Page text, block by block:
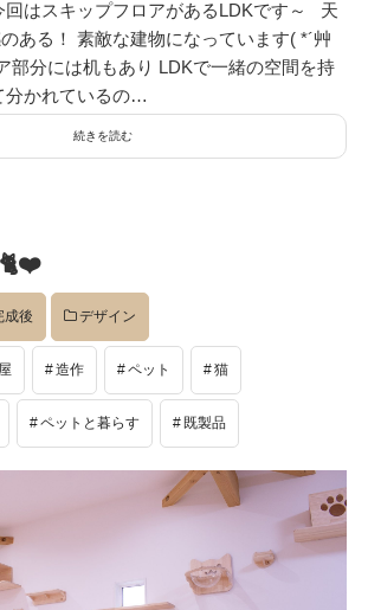
回はスキップフロアがあるLDKです～ 天
ある！ 素敵な建物になっています( *´艸
部分には机もあり LDKで一緒の空間を持
分かれているの…
続きを読む
成後 デザイン
造作 ペット 猫
ペットと暮らす 既製品